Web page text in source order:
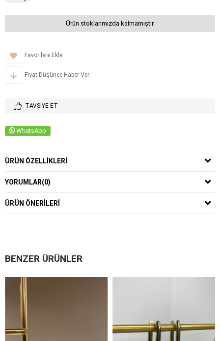
Ürün stoklarımızda kalmamıştır.
Favorilere Ekle
Fiyat Düşünce Haber Ver
TAVSIYE ET
WhatsApp
ÜRÜN ÖZELLIKLERI
YORUMLAR(0)
ÜRÜN ÖNERILERI
BENZER ÜRÜNLER